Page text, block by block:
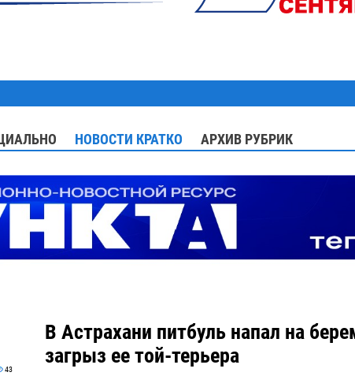
НОВОСТИ КРАТКО АРХИВ РУБРИК
43
В Астрахани питбуль напал на
загрыз ее той-терьера